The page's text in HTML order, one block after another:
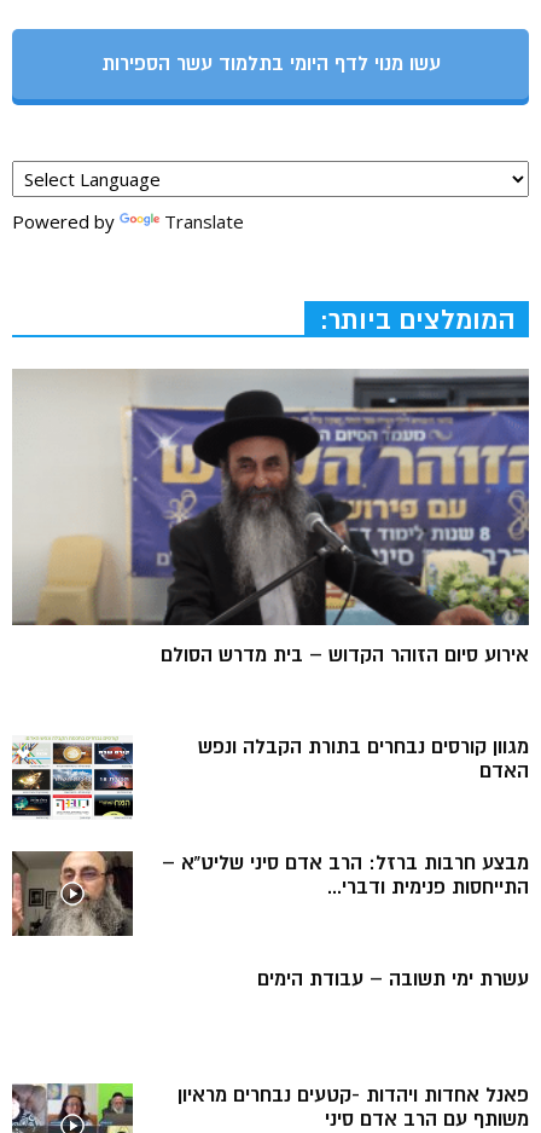
עשו מנוי לדף היומי בתלמוד עשר הספירות
Powered by Translate
המומלצים ביותר:
אירוע סיום הזוהר הקדוש – בית מדרש הסולם
מגוון קורסים נבחרים בתורת הקבלה ונפש
האדם
מבצע חרבות ברזל: הרב אדם סיני שליט”א –
התייחסות פנימית ודברי...
עשרת ימי תשובה – עבודת הימים
פאנל אחדות ויהדות -קטעים נבחרים מראיון
משותף עם הרב אדם סיני